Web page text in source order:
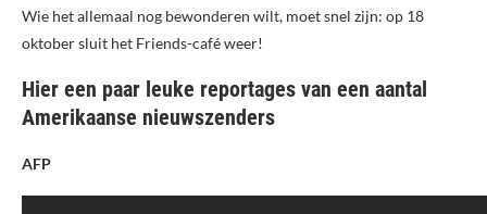
Wie het allemaal nog bewonderen wilt, moet snel zijn: op 18
oktober sluit het Friends-café weer!
Hier een paar leuke reportages van een aantal
Amerikaanse nieuwszenders
AFP